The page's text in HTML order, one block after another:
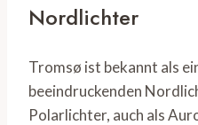
Nordlichter
Tromsø ist bekannt als
beeindruckenden
Polarlichter, auch als